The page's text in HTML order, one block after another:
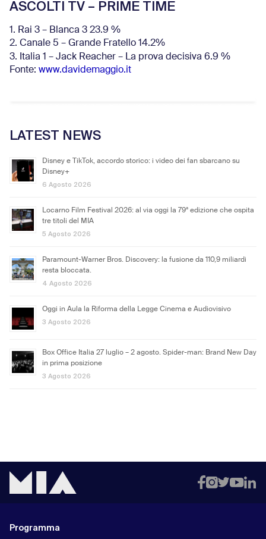
ASCOLTI TV – PRIME TIME
1. Rai 3 – Blanca 3 23.9 %
2. Canale 5 – Grande Fratello 14.2%
3. Italia 1 – Jack Reacher – La prova decisiva 6.9 %
Fonte: www.davidemaggio.it
LATEST NEWS
Disney e TikTok, accordo storico: i video dei fan sbarcano su
Disney+
6 Agosto 2026
Locarno Film Festival 2026: al via oggi la 79ª edizione che ospita
tre titoli del MIA
5 Agosto 2026
Paramount-Warner Bros. Discovery: la fusione da 110,9 miliardi
resta bloccata.
4 Agosto 2026
Oggi in Aula la Riforma della Legge Cinema e Audiovisivo
3 Agosto 2026
Box Office Italia 27 luglio – 2 agosto. Spider-man: Brand New Day
in prima posizione
3 Agosto 2026
Programma